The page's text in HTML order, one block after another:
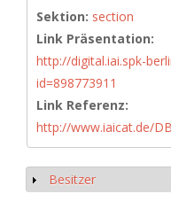
Sektion: section
Link Präsentation:
http://digital.iai.spk-
id=898773911
Link Referenz:
http://www.iaicat.de/
Anzeigen
Besitzer